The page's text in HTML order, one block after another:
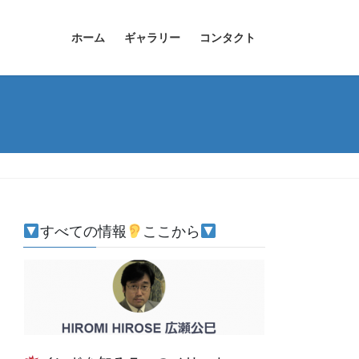
ホーム ギャラリー コンタクト
すべての情報 ここから